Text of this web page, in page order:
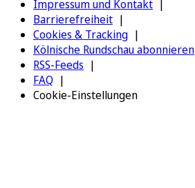
Impressum und Kontakt
Barrierefreiheit
Cookies & Tracking
Kölnische Rundschau abonnieren
RSS-Feeds
FAQ
Cookie-Einstellungen